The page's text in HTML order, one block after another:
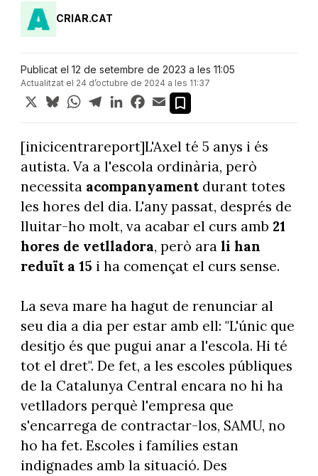
CRIAR.CAT
Publicat el 12 de setembre de 2023 a les 11:05
Actualitzat el 24 d’octubre de 2024 a les 11:37
X BlueskyWhatsApp
TelegramLinkedInFacebook
Email
[inicicentrareport]L'Axel té 5 anys i és
autista. Va a l'escola ordinària, però
necessita acompanyamentdurant totes
les hores del dia. L'any passat, després de
lluitar-ho molt, va acabar el curs amb 21
hores de vetlladora, però ara li han
reduït a 15 i ha començat el curs sense.
La seva mare ha hagut de renunciar al
seu dia a dia per estar amb ell: "L'únic que
desitjo és que pugui anar a l'escola. Hi té
tot el dret". De fet, a les escoles públiques
de la Catalunya Central encara no hi ha
vetlladors perquè l'empresa que
s'encarrega de contractar-los, SAMU, no
ho ha fet. Escoles i famílies estan
indignades amb la situació. Des